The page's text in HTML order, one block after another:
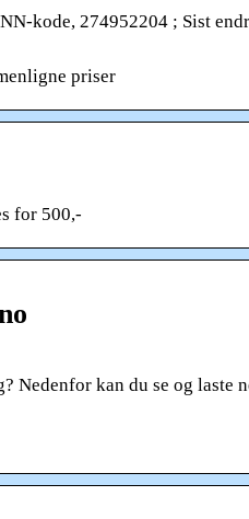
kode, 274952204 ; Sist
priser
for 500,-
kan du se og laste